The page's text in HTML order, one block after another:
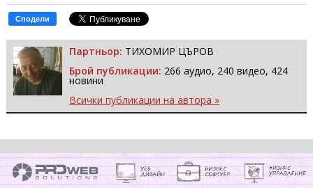
Сподели
Партньор: ТИХОМИР ЦЪРОВ
Брой публикации: 266 аудио, 240 видео, 424
новини
Всички публикации на автора »